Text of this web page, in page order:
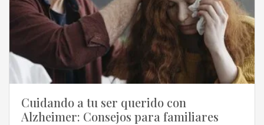
Cuidando a tu ser querido con
Alzheimer: Consejos para familiares